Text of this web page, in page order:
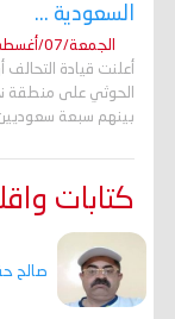
السعودية ...
الجمعة/07/أغسطس/2026 - 12:38 ص
أعلنت قيادة التحالف
بينهم سبعة
كتابات
صالح